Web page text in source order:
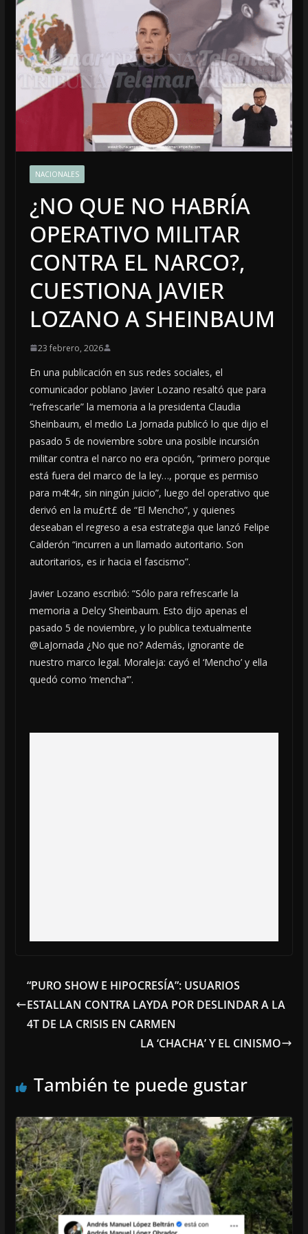
NACIONALES
¿NO QUE NO HABRÍA
OPERATIVO MILITAR
CONTRA EL NARCO?,
CUESTIONA JAVIER
LOZANO A SHEINBAUM
23 febrero, 2026
En una publicación en sus redes sociales, el
comunicador poblano Javier Lozano resaltó que para
“refrescarle” la memoria a la presidenta Claudia
Sheinbaum, el medio La Jornada publicó lo que dijo el
pasado 5 de noviembre sobre una posible incursión
militar contra el narco no era opción, “primero porque
está fuera del marco de la ley…, porque es permiso
para m4t4r, sin ningún juicio”, luego del operativo que
derivó en la mu£rt£ de “El Mencho”, y quienes
deseaban el regreso a esa estrategia que lanzó Felipe
Calderón “incurren a un llamado autoritario. Son
autoritarios, es ir hacia el fascismo”.
Javier Lozano escribió: “Sólo para refrescarle la
memoria a Delcy Sheinbaum. Esto dijo apenas el
pasado 5 de noviembre, y lo publica textualmente
@LaJornada ¿No que no? Además, ignorante de
nuestro marco legal. Moraleja: cayó el ‘Mencho’ y ella
quedó como ‘mencha’”.
“PURO SHOW E HIPOCRESÍA”: USUARIOS
ESTALLAN CONTRA LAYDA POR DESLINDAR A LA
4T DE LA CRISIS EN CARMEN
LA ‘CHACHA’ Y EL CINISMO
También te puede gustar